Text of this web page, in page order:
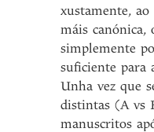
xustamente,
máis canónica,
simplemente
suficiente para
Unha vez que
distintas (A vs
manuscritos